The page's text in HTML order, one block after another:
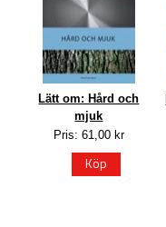
Lätt om: Hård och
mjuk
Pris: 61,00 kr
Köp